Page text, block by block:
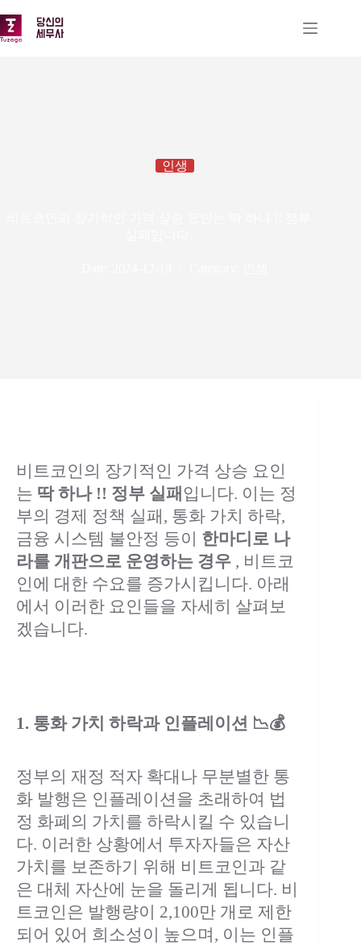
문
으
인생
비트코인의 장기적인 가격 상승 요인
는 딱 하나 !! 정부 실패 입니다. 이는 정
부의 경제 정책 실패, 통화 가치 하락,
금융 시스템 불안정 등이 한마디로 나
라를 개판으로 운영하는 경우 , 비트코
인에 대한 수요를 증가시킵니다. 아래
에서 이러한 요인들을 자세히 살펴보
겠습니다.
1. 통화 가치 하락과 인플레이션 📉💰
정부의 재정 적자 확대나 무분별한 통
화 발행은 인플레이션을 초래하여 법
정 화폐의 가치를 하락시킬 수 있습니
다. 이러한 상황에서 투자자들은 자산
가치를 보존하기 위해 비트코인과 같
은 대체 자산에 눈을 돌리게 됩니다. 비
트코인은 발행량이 2,100만 개로 제한
되어 있어 희소성이 높으며, 이는 인플